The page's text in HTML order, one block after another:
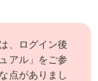
、ログイン後
アル」をご参
点がありまし